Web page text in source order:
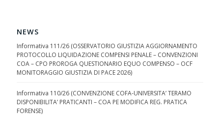
NEWS
Informativa 111/26 (OSSERVATORIO GIUSTIZIA AGGIORNAMENTO
PROTOCOLLO LIQUIDAZIONE COMPENSI PENALE – CONVENZIONI
COA – CPO PROROGA QUESTIONARIO EQUO COMPENSO – OCF
MONITORAGGIO GIUSTIZIA DI PACE 2026)
Informativa 110/26 (CONVENZIONE COFA-UNIVERSITA’ TERAMO
DISPONIBILITA’ PRATICANTI – COA PE MODIFICA REG. PRATICA
FORENSE)